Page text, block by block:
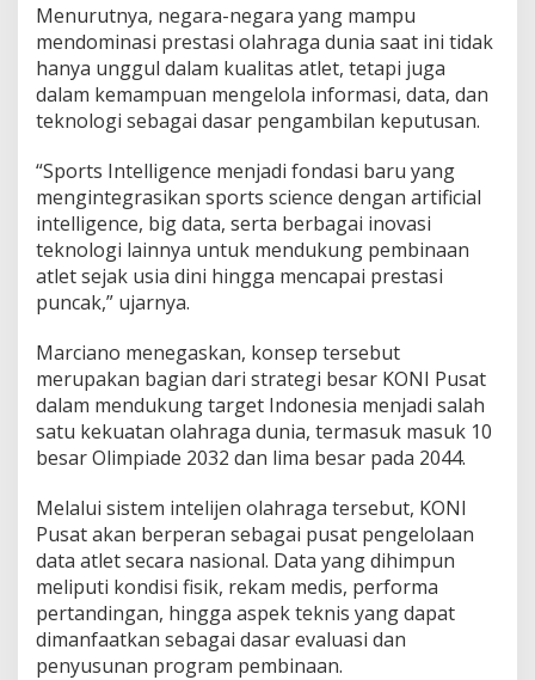
n
c
e
B
e
r
a
s
i
s
D
a
Menurutnya, negara-negara yang mampu
mendominasi prestasi olahraga dunia saat ini tidak
hanya unggul dalam kualitas atlet, tetapi juga
dalam kemampuan mengelola informasi, data, dan
teknologi sebagai dasar pengambilan keputusan.
“Sports Intelligence menjadi fondasi baru yang
mengintegrasikan sports science dengan artificial
intelligence, big data, serta berbagai inovasi
teknologi lainnya untuk mendukung pembinaan
atlet sejak usia dini hingga mencapai prestasi
puncak,” ujarnya.
Marciano menegaskan, konsep tersebut
merupakan bagian dari strategi besar KONI Pusat
dalam mendukung target Indonesia menjadi salah
satu kekuatan olahraga dunia, termasuk masuk 10
besar Olimpiade 2032 dan lima besar pada 2044.
Melalui sistem intelijen olahraga tersebut, KONI
Pusat akan berperan sebagai pusat pengelolaan
data atlet secara nasional. Data yang dihimpun
meliputi kondisi fisik, rekam medis, performa
pertandingan, hingga aspek teknis yang dapat
dimanfaatkan sebagai dasar evaluasi dan
penyusunan program pembinaan.